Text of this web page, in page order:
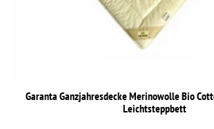
Garanta Ganzjahresdecke Merinowolle Bio
Leichtsteppbett